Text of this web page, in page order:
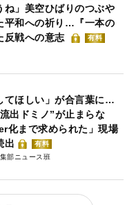
ね」美空ひばりのつぶや
平和への祈り…『一本の
反戦への意志
有料
てほしい」が合言葉に…
出ドミノ”が止まらな
まで求められた」現場
出
有料
部ニュース班